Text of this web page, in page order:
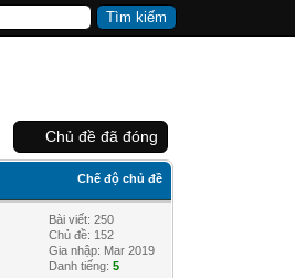
Chủ đề đã đóng
Chế độ chủ đề
Bài viết: 250
Chủ đề: 152
Gia nhập: Mar 2019
Danh tiếng:5